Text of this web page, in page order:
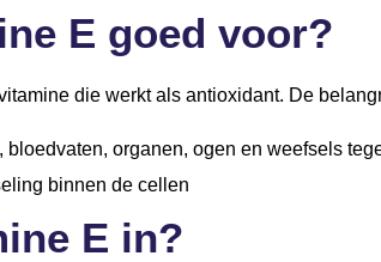
E goed voor?
die werkt als antioxidant. De
bloedvaten, organen, ogen en weefsels
binnen de cellen
E in?